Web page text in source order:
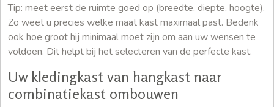
Tip: meet eerst de ruimte goed op (breedte, diepte, hoogte).
Zo weet u precies welke maat kast maximaal past. Bedenk
ook hoe groot hij minimaal moet zijn om aan uw wensen te
voldoen. Dit helpt bij het selecteren van de perfecte kast.
Uw kledingkast van hangkast naar
combinatiekast ombouwen